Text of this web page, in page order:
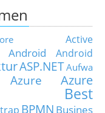
Active
Android
Android
ASP.NETAufwa
Azure
Azure
Best
BPMN Busines